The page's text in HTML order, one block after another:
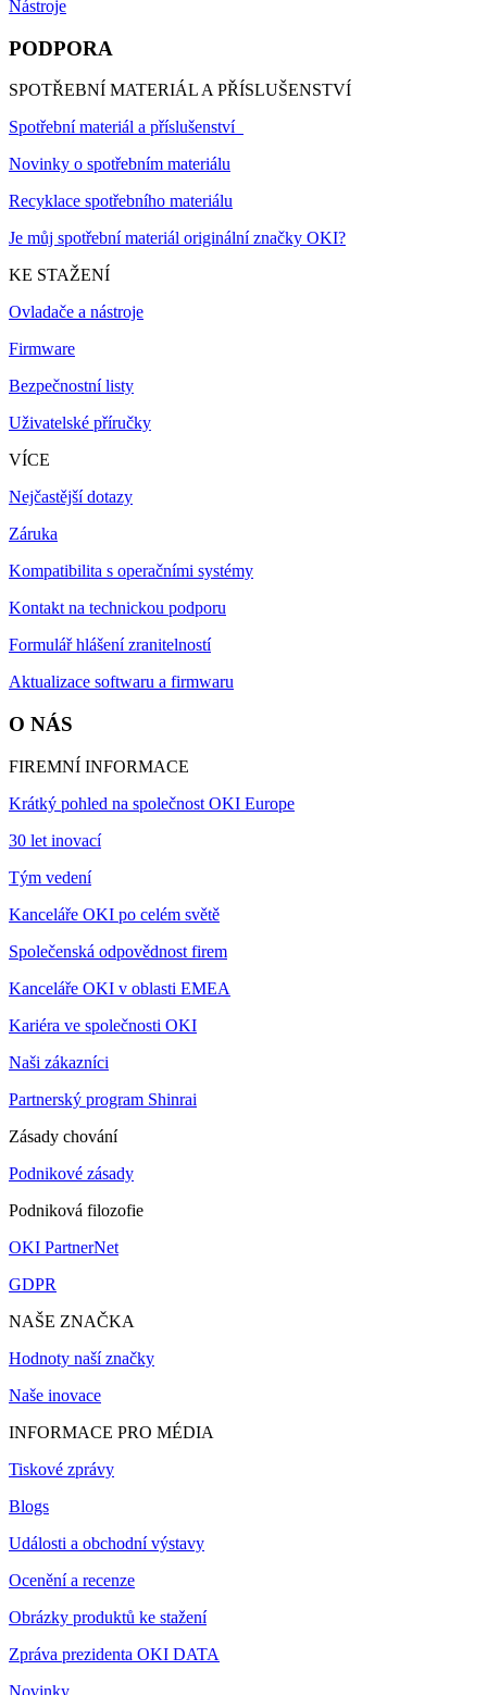
Nástroje
PODPORA
SPOTŘEBNÍ MATERIÁL A PŘÍSLUŠENSTVÍ
Spotřební materiál a příslušenství
Novinky o spotřebním materiálu
Recyklace spotřebního materiálu
Je můj spotřební materiál originální značky OKI?
KE STAŽENÍ
Ovladače a nástroje
Firmware
Bezpečnostní listy
Uživatelské příručky
VÍCE
Nejčastější dotazy
Záruka
Kompatibilita s operačními systémy
Kontakt na technickou podporu
Formulář hlášení zranitelností
Aktualizace softwaru a firmwaru
O NÁS
FIREMNÍ INFORMACE
Krátký pohled na společnost OKI Europe
30 let inovací
Tým vedení
Kanceláře OKI po celém světě
Společenská odpovědnost firem
Kanceláře OKI v oblasti EMEA
Kariéra ve společnosti OKI
Naši zákazníci
Partnerský program Shinrai
Zásady chování
Podnikové zásady
Podniková filozofie
OKI PartnerNet
GDPR
NAŠE ZNAČKA
Hodnoty naší značky
Naše inovace
INFORMACE PRO MÉDIA
Tiskové zprávy
Blogs
Události a obchodní výstavy
Ocenění a recenze
Obrázky produktů ke stažení
Zpráva prezidenta OKI DATA
Novinky